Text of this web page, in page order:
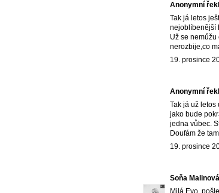
Anonymní
Tak já letos
nejoblíbenější
Už se
nerozbije,co
19. prosince
Anonymní
Tak já už
jako bude
jedna vůbec.
Doufám že
19. prosince
Soňa Malinová
Milá Evo,